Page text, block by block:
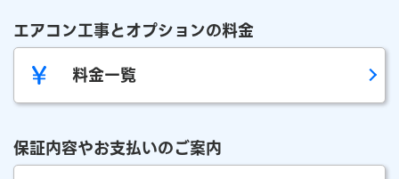
エアコン工事とオプションの料金
料金一覧
保証内容やお支払いのご案内